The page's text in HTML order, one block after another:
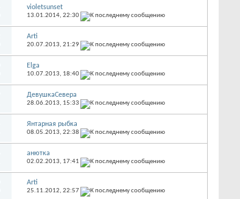
violetsunset
13.01.2014, 22:30
Arti
20.07.2013, 21:29
Elga
10.07.2013, 18:40
ДевушкаСевера
28.06.2013, 15:33
Янтарная рыбка
08.05.2013, 22:38
анютка
02.02.2013, 17:41
Arti
25.11.2012, 22:57